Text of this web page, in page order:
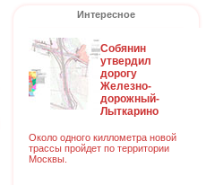
Интересное
Собянин
утвердил
дорогу
Железно-
дорожный-
Лыткарино
Около одного киллометра новой
трассы пройдет по территории
Москвы.